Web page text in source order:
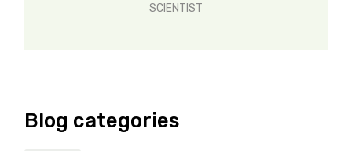
SCIENTIST
Blog categories